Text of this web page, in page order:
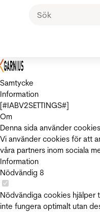
Samtycke
Information
[#IABV2SETTINGS#]
Om
Denna sida använder cookies
Vi använder cookies för att
våra partners inom sociala
Information
Nödvändig 8
Nödvändiga cookies hjälper
inte fungera optimalt utan